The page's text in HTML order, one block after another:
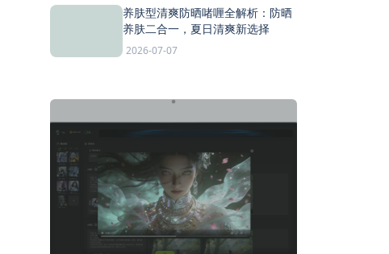
养肤型清爽防晒啫喱全解析：防晒
养肤二合一，夏日清爽新选择
2026-07-07